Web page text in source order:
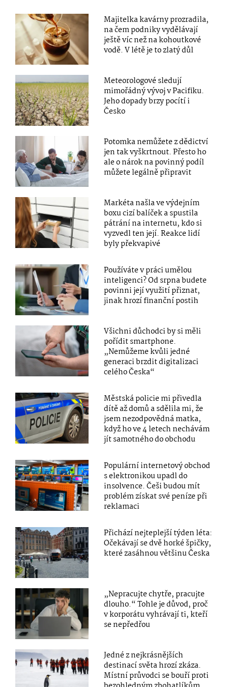
Majitelka kavárny prozradila,
na čem podniky vydělávají
ještě víc než na kohoutkové
vodě. V létě je to zlatý důl
Meteorologové sledují
mimořádný vývoj v Pacifiku.
Jeho dopady brzy pocítí i
Česko
Potomka nemůžete z dědictví
jen tak vyškrtnout. Přesto ho
ale o nárok na povinný podíl
můžete legálně připravit
Markéta našla ve výdejním
boxu cizí balíček a spustila
pátrání na internetu, kdo si
vyzvedl ten její. Reakce lidí
byly překvapivé
Používáte v práci umělou
inteligenci? Od srpna budete
povinni její využití přiznat,
jinak hrozí finanční postih
Všichni důchodci by si měli
pořídit smartphone.
„Nemůžeme kvůli jedné
generaci brzdit digitalizaci
celého Česka“
Městská policie mi přivedla
dítě až domů a sdělila mi, že
jsem nezodpovědná matka,
když ho ve 4 letech nechávám
jít samotného do obchodu
Populární internetový obchod
s elektronikou upadl do
insolvence. Češi budou mít
problém získat své peníze při
reklamaci
Přichází nejteplejší týden léta:
Očekávají se dvě horké špičky,
které zasáhnou většinu Česka
„Nepracujte chytře, pracujte
dlouho.“ Tohle je důvod, proč
v korporátu vyhrávají ti, kteří
se nepředřou
Jedné z nejkrásnějších
destinací světa hrozí zkáza.
Místní průvodci se bouří proti